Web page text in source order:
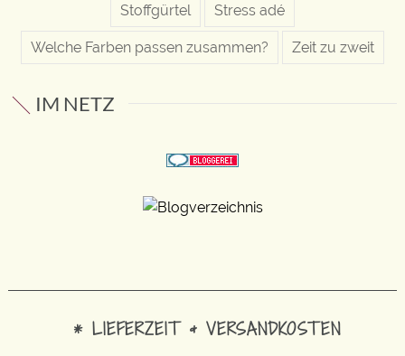
Stoffgürtel Stress adé
Welche Farben passen zusammen? Zeit zu zweit
IM NETZ
* LIEFERZEIT & VERSANDKOSTEN